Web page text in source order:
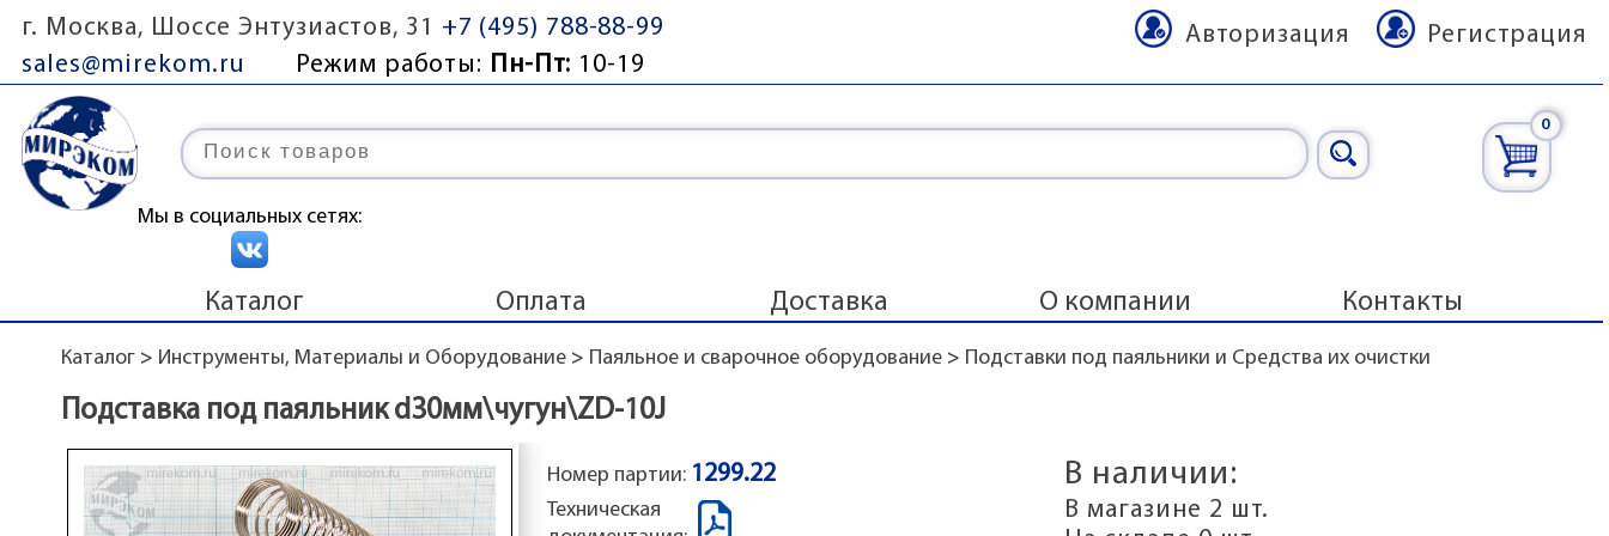
г. Москва, Шоссе Энтузиастов, 31
+7 (495) 788-88-99
sales@mirekom.ru
Режим работы: Пн-Пт: 10-19
Регистрация
Авторизация
Мы в социальных сетях:
0
Каталог Оплата Доставка О компании Контакты
Каталог> Инструменты, Материалы и Оборудование> Паяльное и сварочное оборудование> Подставки под паяльники и Cредства их очистки
Подставка под паяльник d30мм\чугун\ZD-10J
Номер партии: 1299.22
Техническая
В наличии:
В магазине 2 шт.